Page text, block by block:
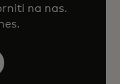
na nas.